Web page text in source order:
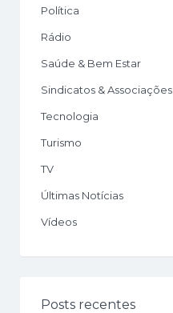
Política
Rádio
Saúde & Bem Estar
Sindicatos & Associações
Tecnologia
Turismo
TV
Últimas Notícias
Vídeos
Posts recentes